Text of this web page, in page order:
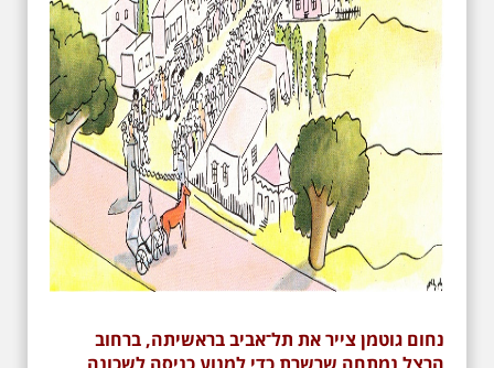
נחום גוטמן צייר את תל־אביב בראשיתה, ברחוב